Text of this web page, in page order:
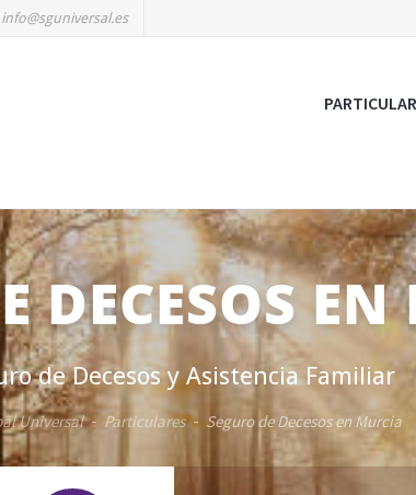
info@sguniversal.es
DECESOS
de Decesos y Asistencia Familiar
Universal- Particulares- Seguro de Decesos en Murcia